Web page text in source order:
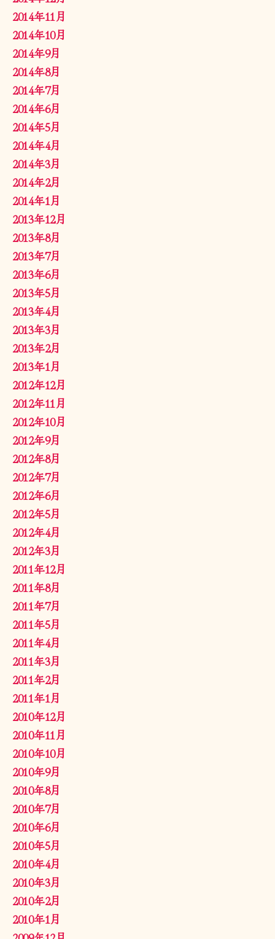
2014年11月
2014年10月
2014年9月
2014年8月
2014年7月
2014年6月
2014年5月
2014年4月
2014年3月
2014年2月
2014年1月
2013年12月
2013年8月
2013年7月
2013年6月
2013年5月
2013年4月
2013年3月
2013年2月
2013年1月
2012年12月
2012年11月
2012年10月
2012年9月
2012年8月
2012年7月
2012年6月
2012年5月
2012年4月
2012年3月
2011年12月
2011年8月
2011年7月
2011年5月
2011年4月
2011年3月
2011年2月
2011年1月
2010年12月
2010年11月
2010年10月
2010年9月
2010年8月
2010年7月
2010年6月
2010年5月
2010年4月
2010年3月
2010年2月
2010年1月